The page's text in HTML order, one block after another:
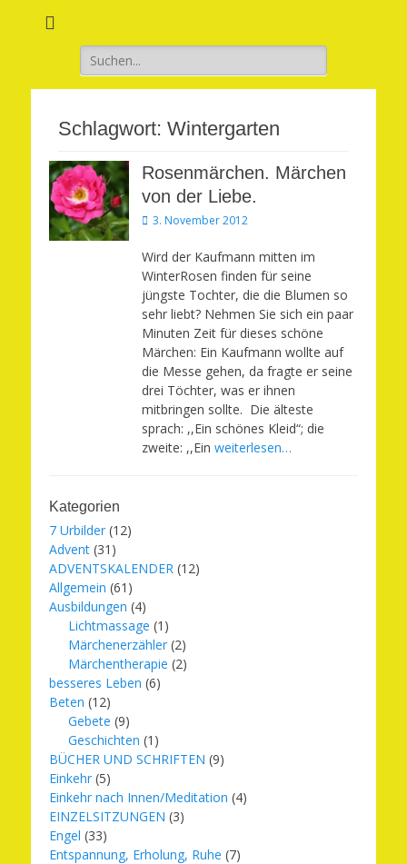
Suchen
nach:
Schlagwort: Wintergarten
Rosenmärchen. Märchen
von der Liebe.
Veröffentlicht
3. November 2012
Wird der Kaufmann mitten im
WinterRosen finden für seine
jüngste Tochter, die die Blumen so
sehr liebt? Nehmen Sie sich ein paar
Minuten Zeit für dieses schöne
Märchen: Ein Kaufmann wollte auf
die Messe gehen, da fragte er seine
drei Töchter, was er ihnen
mitbringen sollte. Die älteste
sprach: ,,Ein schönes Kleid“; die
zweite: ,,Ein weiterlesen…
Kategorien
7 Urbilder (12)
Advent (31)
ADVENTSKALENDER (12)
Allgemein (61)
Ausbildungen (4)
Lichtmassage (1)
Märchenerzähler (2)
Märchentherapie (2)
besseres Leben (6)
Beten (12)
Gebete (9)
Geschichten (1)
BÜCHER UND SCHRIFTEN (9)
Einkehr (5)
Einkehr nach Innen/Meditation (4)
EINZELSITZUNGEN (3)
Engel (33)
Entspannung, Erholung, Ruhe (7)